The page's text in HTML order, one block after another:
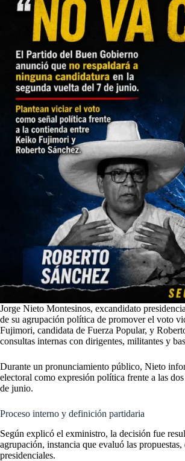
Jorge Nieto Montesinos, excandidato
de su agrupación política de promover el voto
Fujimori, candidata de Fuerza Popular, y
consultas internas con dirigentes, militantes y
Durante un pronunciamiento público, Nieto
electoral como expresión política frente a las
de junio.
Proceso interno y definición partidaria
Según explicó el exministro, la decisión fue
agrupación, instancia que evaluó las
presidenciales.